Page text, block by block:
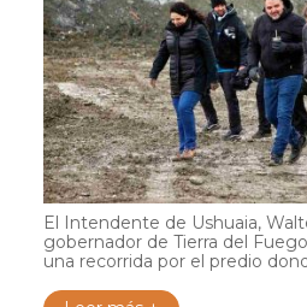
El Intendente de Ushuaia,
gobernador de Tierra del
una recorrida por el predio